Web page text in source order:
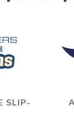
SLIP-